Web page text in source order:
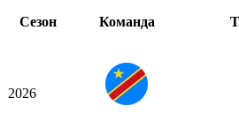
Сезон
Команда
2026